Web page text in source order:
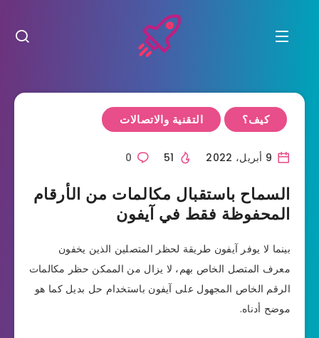
كيف؟ التقنية والاتصالات
0
السماح باستقبال مكالمات من الأرقام
المحفوظة فقط في آيفون
بينما لا يوفر آيفون طريقة لحظر المتصلين الذين يخفون
معرف المتصل الخاص بهم، لا يزال من الممكن حظر مكالمات
الرقم الخاص المجهول على آيفون باستخدام حل بديل كما هو
موضح أدناه.